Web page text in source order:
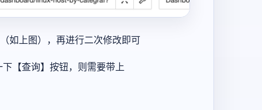
如上图），再进行二次修改即可
【查询】按钮，则需要带上